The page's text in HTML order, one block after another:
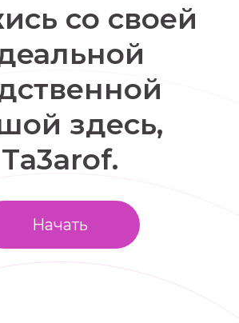
со своей
здесь,
Ta3arof.
Начать